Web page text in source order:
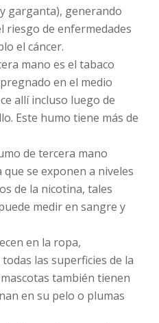
garganta), generando
riesgo de enfermedades
el cáncer.
mano es el tabaco
en el medio
allí incluso luego de
Este humo tiene más de
de tercera mano
se exponen a niveles
de la nicotina, tales
medir en sangre y
en la ropa,
las superficies de la
también tienen
en su pelo o plumas